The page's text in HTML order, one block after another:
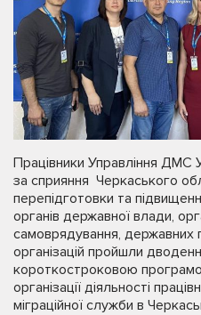
Працівники Управління ДМС
за сприяння Черкаського
перепідготовки та
органів державної влади,
самоврядування, державних
організацій пройшли
короткостроковою
організації діяльності
міграційної служби в